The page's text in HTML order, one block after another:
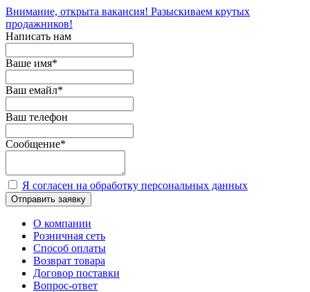
Внимание, открыта вакансия! Разыскиваем крутых
продажников!
Написать нам
Ваше имя*
Ваш емайл*
Ваш телефон
Сообщение*
Я согласен на обработку персональных данных
Отправить заявку
О компании
Розничная сеть
Способ оплаты
Возврат товара
Договор поставки
Вопрос-ответ